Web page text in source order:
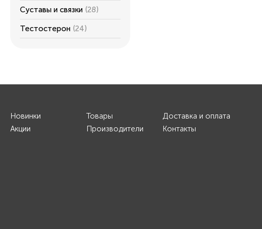
Суставы и связки (28)
Тестостерон (24)
Новинки
Акции
Товары
Производители
Доставка и оплата
Контакты